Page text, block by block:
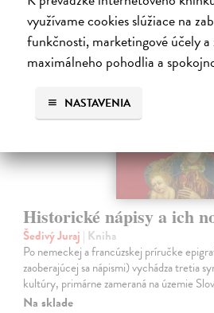
využívame cookies slúžiace na
funkčnosti, marketingové účely a
maximálneho pohodlia a
NASTAVENIA
Historické nápisy a ich
Šedivý Juraj | Kniha
Po nemeckej a francúzskej príručke
zaoberajúcej sa nápismi) vychádza tretia
kultúry, primárne zameraná na územie
Na sklade